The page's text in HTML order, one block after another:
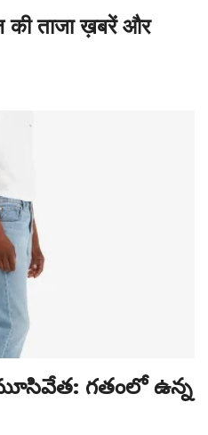
की ताजा ख़बरें और
గతంలో ఉన్న